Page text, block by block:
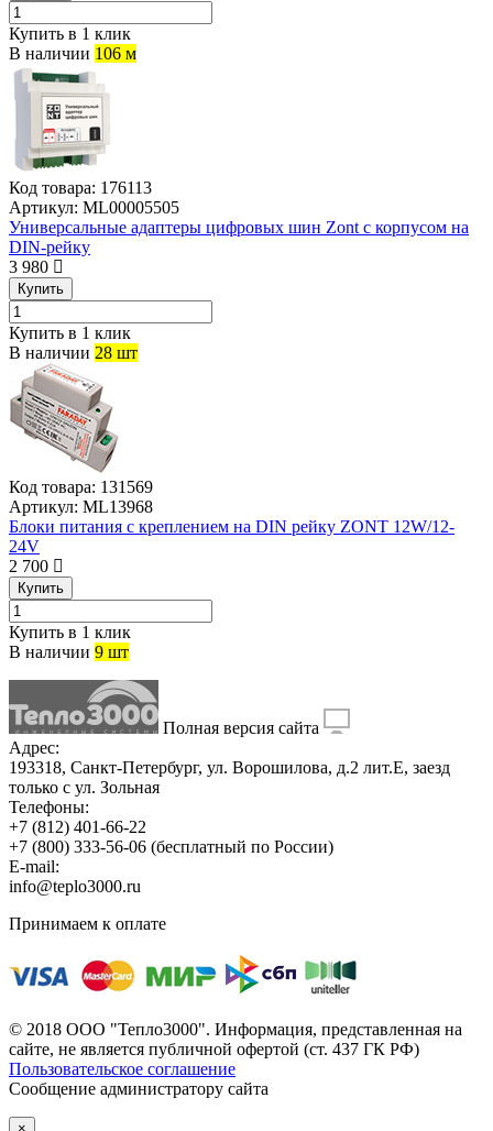
Купить в 1 клик
В наличии 106 м
Код товара: 176113
Артикул: ML00005505
Универсальные адаптеры цифровых шин Zont с корпусом на
DIN-рейку
3 980
Купить
Купить в 1 клик
В наличии 28 шт
Код товара: 131569
Артикул: ML13968
Блоки питания с креплением на DIN рейку ZONT 12W/12-
24V
2 700
Купить
Купить в 1 клик
В наличии 9 шт
Полная версия сайта
Адрес:
193318, Санкт-Петербург, ул. Ворошилова, д.2 лит.Е, заезд
только с ул. Зольная
Телефоны:
+7 (812) 401-66-22
+7 (800) 333-56-06 (бесплатный по России)
E-mail:
info@teplo3000.ru
Принимаем к оплате
© 2018 ООО "Тепло3000". Информация, представленная на
сайте, не является публичной офертой (ст. 437 ГК РФ)
Пользовательское соглашение
Сообщение администратору сайта